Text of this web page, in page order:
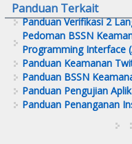
Panduan Terkait
Panduan Verifikasi 2
Pedoman BSSN
Programming Interface
Panduan Keamanan
Panduan BSSN
Panduan Pengujian
Panduan Penanganan